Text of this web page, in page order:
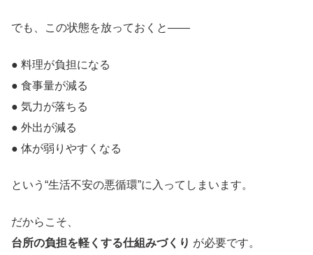
でも、この状態を放っておくと——
● 料理が負担になる
● 食事量が減る
● 気力が落ちる
● 外出が減る
● 体が弱りやすくなる
という“生活不安の悪循環”に入ってしまいます。
だからこそ、
台所の負担を軽くする仕組みづくり が必要です。